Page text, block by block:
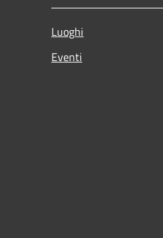
Luoghi
Eventi